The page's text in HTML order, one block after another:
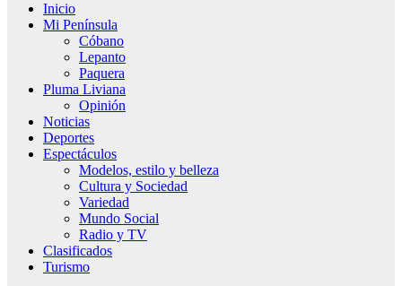
Inicio
Mi Península
Cóbano
Lepanto
Paquera
Pluma Liviana
Opinión
Noticias
Deportes
Espectáculos
Modelos, estilo y belleza
Cultura y Sociedad
Variedad
Mundo Social
Radio y TV
Clasificados
Turismo